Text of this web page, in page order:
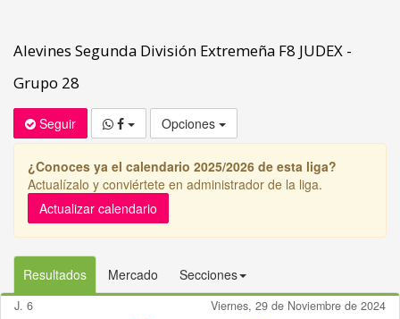
Alevines Segunda División Extremeña F8 JUDEX -
Grupo 28
Seguir Opciones
¿Conoces ya el calendario 2025/2026 de esta liga?
Actualízalo y conviértete en administrador de la liga.
Actualizar calendario
Resultados Mercado Secciones
J. 6 Viernes, 29 de Noviembre de 2024